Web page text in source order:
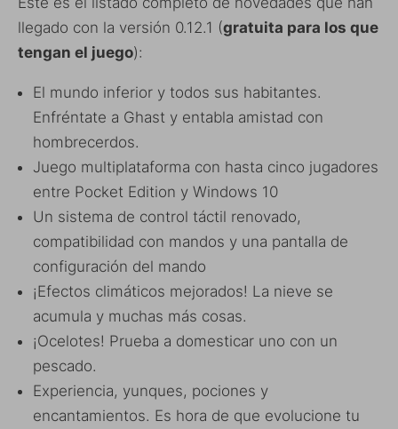
llegado con la versión 0.12.1 (gratuita para los que
tengan el juego):
El mundo inferior y todos sus habitantes.
Enfréntate a Ghast y entabla amistad con
hombrecerdos.
Juego multiplataforma con hasta cinco jugadores
entre Pocket Edition y Windows 10
Un sistema de control táctil renovado,
compatibilidad con mandos y una pantalla de
configuración del mando
¡Efectos climáticos mejorados! La nieve se
acumula y muchas más cosas.
¡Ocelotes! Prueba a domesticar uno con un
pescado.
Experiencia, yunques, pociones y
encantamientos. Es hora de que evolucione tu